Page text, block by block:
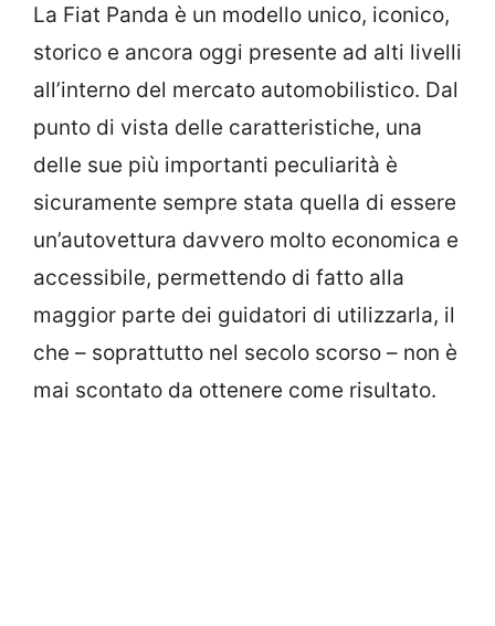
La Fiat Panda è un modello unico, iconico,
storico e ancora oggi presente ad alti livelli
all’interno del mercato automobilistico. Dal
punto di vista delle caratteristiche, una
delle sue più importanti peculiarità è
sicuramente sempre stata quella di essere
un’autovettura davvero molto economica e
accessibile, permettendo di fatto alla
maggior parte dei guidatori di utilizzarla, il
che – soprattutto nel secolo scorso – non è
mai scontato da ottenere come risultato.